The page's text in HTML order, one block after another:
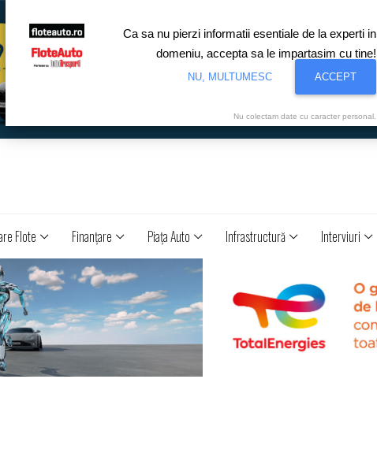
Flote Finanţare Piaţa Auto Infrastructură Interviuri
Ca sa nu pierzi informatii esentiale de la experti in
domeniu, accepta sa le impartasim cu tine!
NU, MULTUMESC ACCEPT
Nu colectam date cu caracter personal.